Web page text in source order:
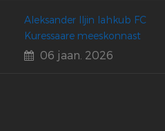
Aleksander Iljin lahkub FC
Kuressaare meeskonnast
06 jaan. 2026